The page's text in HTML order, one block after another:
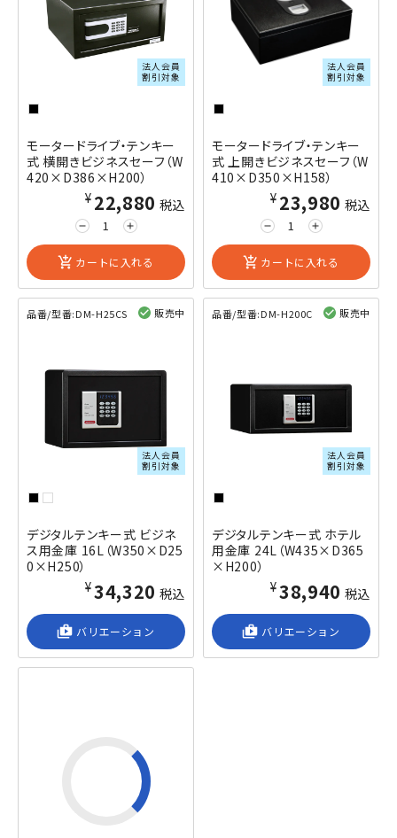
法人会員
割引対象
モータードライブ・テンキー
式 横開きビジネスセーフ（W
420×D386×H200）
remove add
¥22,880 税込
add_shopping_cart カートに入れる
法人会員
割引対象
モータードライブ・テンキー
式 上開きビジネスセーフ（W
410×D350×H158）
remove add
¥23,980 税込
add_shopping_cart カートに入れる
品番/型番:DM-H25CS 販売中
法人会員
割引対象
デジタルテンキー式 ビジネ
ス用金庫 16L（W350×D25
0×H250）
¥34,320 税込
shop_2 バリエーション
品番/型番:DM-H200C 販売中
法人会員
割引対象
デジタルテンキー式 ホテル
用金庫 24L（W435×D365
×H200）
¥38,940 税込
shop_2 バリエーション